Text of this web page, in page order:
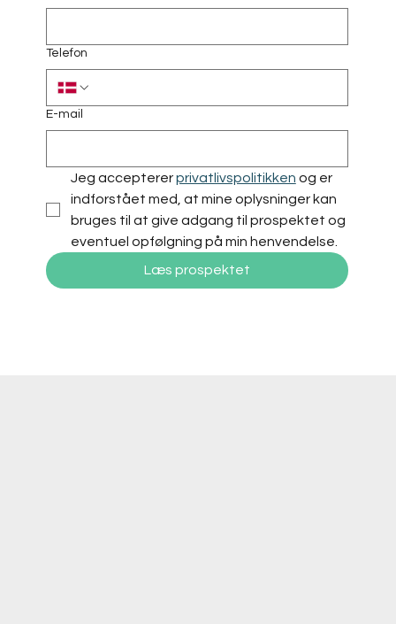
Telefon
E-mail
Jeg accepterer privatlivspolitikken og er
indforstået med, at mine oplysninger kan
bruges til at give adgang til prospektet og
eventuel opfølgning på min henvendelse.
Læs prospektet